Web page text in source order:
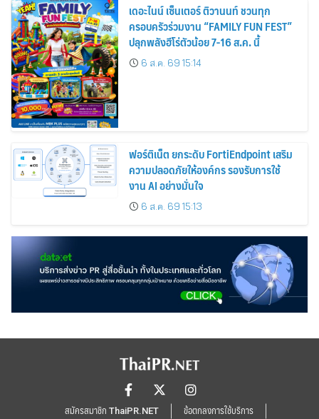
เดอะไนน์ เซ็นเตอร์ ติวานนท์ ชวนทุก
ครอบครัวร่วมงาน “FAMILY FUN FEST”
ปลุกพลังฮีโร่ตัวน้อย 7-16 ส.ค. นี้
6 ส.ค. 69 15:14
ฟอร์ติเน็ต ยกระดับ FortiEndpoint เสริม
ความปลอดภัยให้องค์กร รองรับการใช้
งาน AI อย่างมั่นใจ
6 ส.ค. 69 15:13
สมัครสมาชิก ThaiPR.NET ข้อตกลงการใช้บริการ